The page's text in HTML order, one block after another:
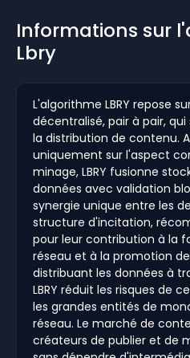
Informations sur
Lbry
L'algorithme LBRY repose
décentralisé, pair à pair,
la distribution de contenu.
uniquement sur l'aspect
minage, LBRY fusionne
données avec validation
synergie unique entre les
structure d'incitation,
pour leur contribution à la
réseau et à la promotion
distribuant les données à
LBRY réduit les risques de
les grandes entités de
réseau. Le marché de
créateurs de publier et de